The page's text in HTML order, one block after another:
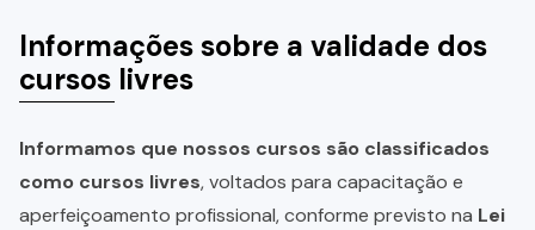
Informações sobre a validade dos
cursos livres
Informamos que nossos cursos são classificados
como cursos livres, voltados para capacitação e
aperfeiçoamento profissional, conforme previsto na Lei